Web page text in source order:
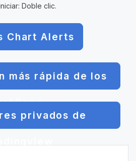
Doble clic.
Chart Alerts
más rápida de los
privados de